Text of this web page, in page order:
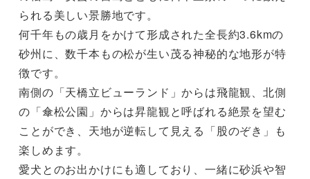
られる美しい景勝地です。
何千年もの歳月をかけて形成された全長約3.6kmの
砂州に、数千本もの松が生い茂る神秘的な地形が特
徴です。
南側の「天橋立ビューランド」からは飛龍観、北側
の「傘松公園」からは昇龍観と呼ばれる絶景を望む
ことができ、天地が逆転して見える「股のぞき」も
楽しめます。
愛犬とのお出かけにも適しており、一緒に砂浜や智